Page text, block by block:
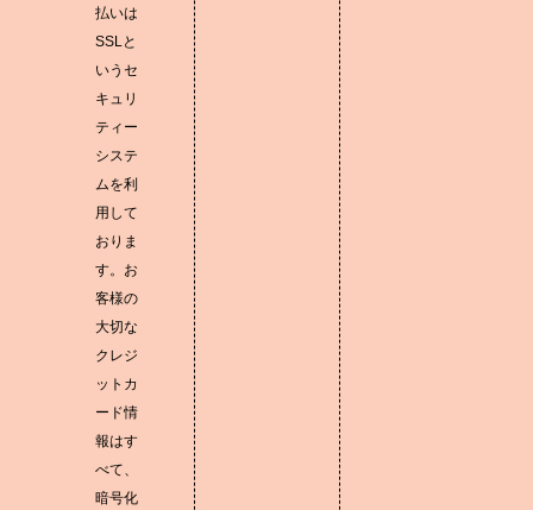
払いは
SSLと
いうセ
キュリ
ティー
システ
ムを利
用して
おりま
す。お
客様の
大切な
クレジ
ットカ
ード情
報はす
べて、
暗号化